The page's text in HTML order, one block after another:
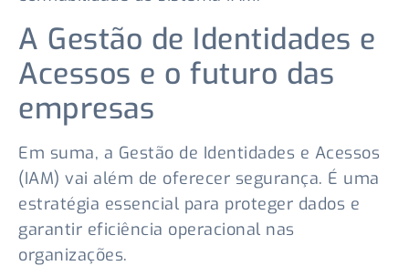
A Gestão de Identidades e
Acessos e o futuro das
empresas
Em suma, a Gestão de Identidades e Acessos
(IAM) vai além de oferecer segurança. É uma
estratégia essencial para proteger dados e
garantir eficiência operacional nas
organizações.